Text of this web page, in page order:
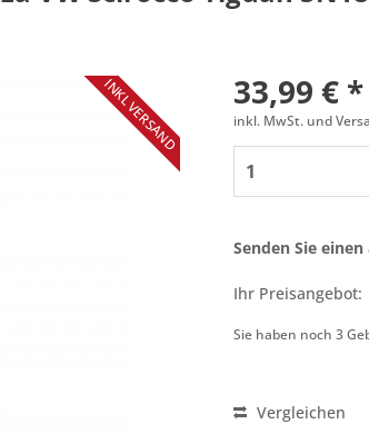
INKL VERSAND 33,99 € *
inkl. MwSt. und
Senden Sie
Ihr Preisangebot:
Sie haben noch 3
Vergleichen